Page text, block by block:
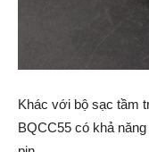
Khác với bộ sạc tầm
BQCC55 có khả